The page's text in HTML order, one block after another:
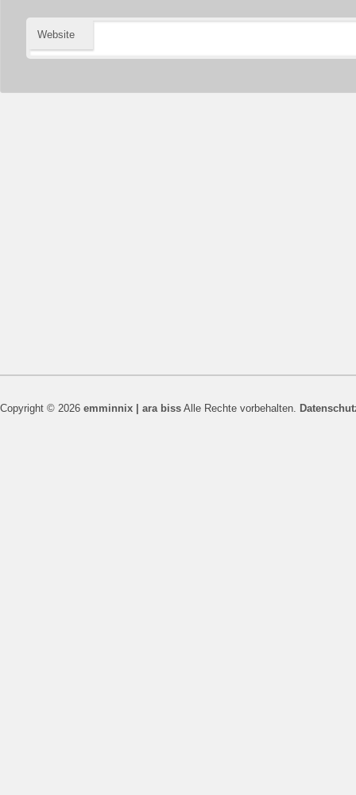
Website
Copyright © 2026 emminnix | ara biss Alle Rechte vorbehalten.